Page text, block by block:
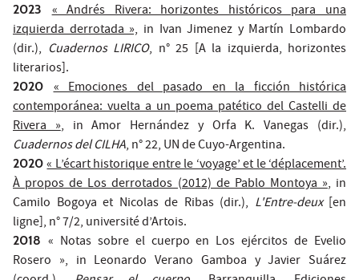
2023 « Andrés Rivera: horizontes históricos para una
izquierda derrotada », in Ivan Jimenez y Martín Lombardo
(dir.), Cuadernos LIRICO, n° 25 [A la izquierda, horizontes
literarios].
2020 « Emociones del pasado en la ficción histórica
contemporánea: vuelta a un poema patético del Castelli de
Rivera », in Amor Hernández y Orfa K. Vanegas (dir.),
Cuadernos del CILHA, n° 22, UN de Cuyo-Argentina.
2020« L’écart historique entre le ‘voyage’ et le ‘déplacement’.
À propos de Los derrotados (2012) de Pablo Montoya », in
Camilo Bogoya et Nicolas de Ribas (dir.), L'Entre-deux[en
ligne], n° 7/2, université d’Artois.
2018 « Notas sobre el cuerpo en Los ejércitos de Evelio
Rosero », in Leonardo Verano Gamboa y Javier Suárez